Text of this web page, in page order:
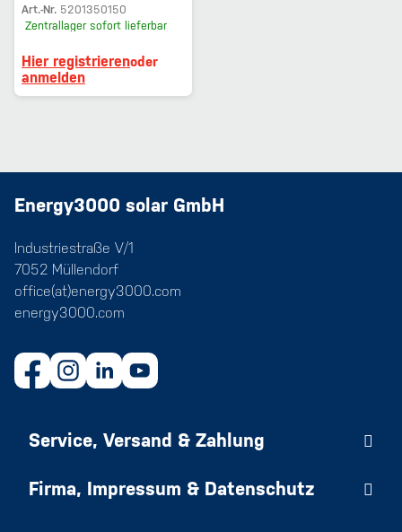
Art.-Nr. 5201350150
Zentrallager sofort lieferbar
Hier registrierenoder
anmelden
Energy3000 solar GmbH
Industriestraße V/1
7052 Müllendorf
office(at)energy3000.com
energy3000.com
Service, Versand & Zahlung
Firma, Impressum & Datenschutz